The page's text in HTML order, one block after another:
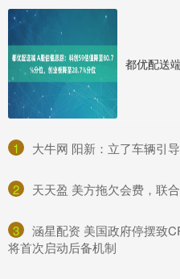
1 大牛网 阳新：立了车辆引
2 天天盈 美方拖欠会费，联
3
涵星配资 美国政府停摆致
将首次启动后备机制